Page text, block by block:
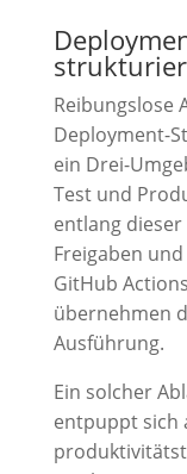
Reibungslose
Deployment-
ein Drei-
Test und
entlang
Freigaben
GitHub
übernehmen
Ausführung.
Ein solcher
entpuppt sich